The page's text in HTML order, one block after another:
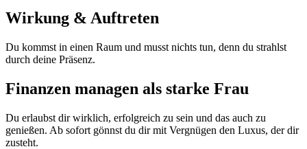
Wirkung & Auftreten
Du kommst in einen Raum und musst nichts tun, denn du strahlst
durch deine Präsenz.
Finanzen managen als starke Frau
Du erlaubst dir wirklich, erfolgreich zu sein und das auch zu
genießen. Ab sofort gönnst du dir mit Vergnügen den Luxus, der dir
zusteht.